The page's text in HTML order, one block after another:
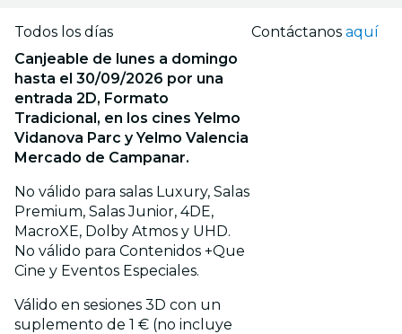
Todos los días
Canjeable de lunes a domingo
hasta el 30/09/2026 por una
entrada 2D, Formato
Tradicional, en los cines Yelmo
Vidanova Parc y Yelmo Valencia
Mercado de Campanar.
No válido para salas Luxury, Salas
Premium, Salas Junior, 4DE,
MacroXE, Dolby Atmos y UHD.
No válido para Contenidos +Que
Cine y Eventos Especiales.
Válido en sesiones 3D con un
suplemento de 1 € (no incluye
Contáctanosaquí